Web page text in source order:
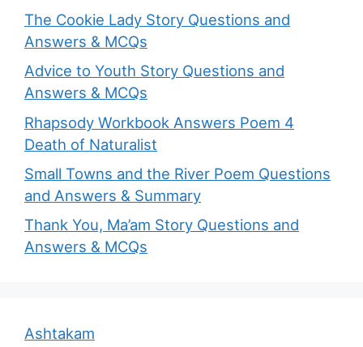
The Cookie Lady Story Questions and
Answers & MCQs
Advice to Youth Story Questions and
Answers & MCQs
Rhapsody Workbook Answers Poem 4
Death of Naturalist
Small Towns and the River Poem Questions
and Answers & Summary
Thank You, Ma’am Story Questions and
Answers & MCQs
Ashtakam